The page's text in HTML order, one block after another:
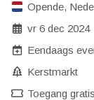
Opende,
vr 6 dec 2024
Eendaags
Kerstmarkt
Toegang gratis